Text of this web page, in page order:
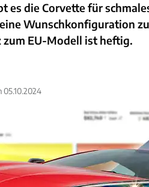
es die Corvette für
Wunschkonfiguration
zum EU-Modell ist heftig.